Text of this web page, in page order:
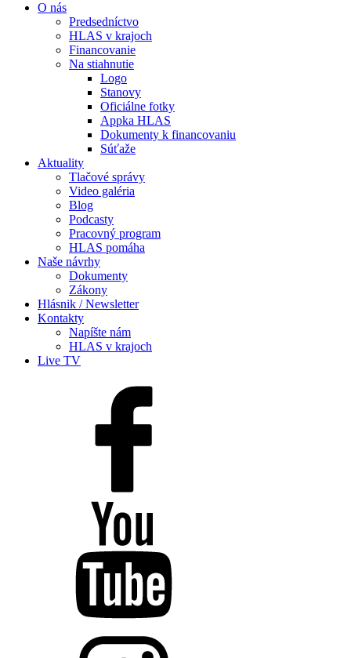
O nás
Predsedníctvo
HLAS v krajoch
Financovanie
Na stiahnutie
Logo
Stanovy
Oficiálne fotky
Appka HLAS
Dokumenty k financovaniu
Súťaže
Aktuality
Tlačové správy
Video galéria
Blog
Podcasty
Pracovný program
HLAS pomáha
Naše návrhy
Dokumenty
Zákony
Hlásnik / Newsletter
Kontakty
Napíšte nám
HLAS v krajoch
Live TV